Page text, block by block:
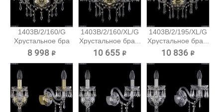
1403B/2/160/G
Хрустальное бра
Bohemia...
8 998 ₽
1403B/2/160/XL/G
Хрустальное бра...
10 655 ₽
1403B/2/195/XL/G
Хрустальное бра...
10 836 ₽